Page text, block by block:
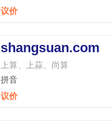
议价
shangsuan.com
上算、上蒜、尚算
拼音
议价